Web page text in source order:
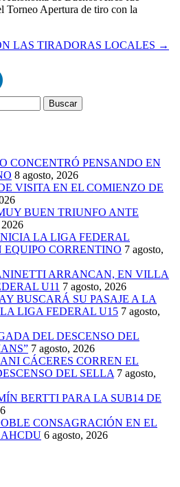
Torneo Apertura de tiro con la
LAS TIRADORAS LOCALES →
CONCENTRÓ PENSANDO EN
8 agosto, 2026
VISITA EN EL COMIENZO DE
BUEN TRIUNFO ANTE
LA LIGA FEDERAL
CORRENTINO 7 agosto,
ARRANCAN, EN VILLA
U11 7 agosto, 2026
BUSCARÁ SU PASAJE A LA
LIGA FEDERAL U15 7 agosto,
DEL DESCENSO DEL
7 agosto, 2026
CÁCERES CORREN EL
DEL SELLA 7 agosto,
BERTTI PARA LA SUB14 DE
CONSAGRACIÓN EN EL
6 agosto, 2026